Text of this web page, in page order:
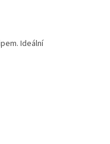
Ideální